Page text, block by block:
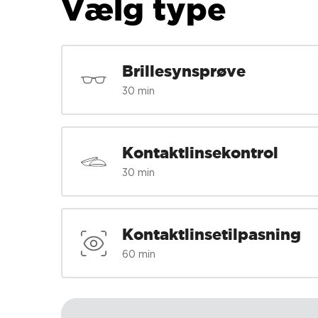
Vælg type
Brillesynsprøve
30 min
Kontaktlinsekontrol
30 min
Kontaktlinsetilpasning
60 min